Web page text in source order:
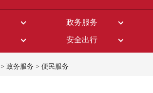
政务服务
安全出行
> 政务服务 > 便民服务